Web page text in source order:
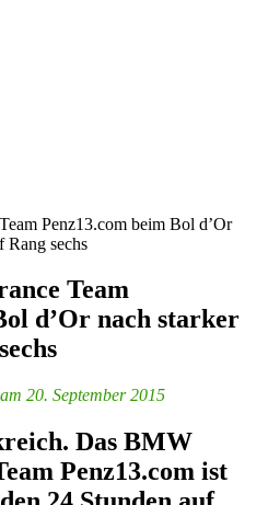
Penz13.com beim Bol d’Or
Rang sechs
Team
d’Or nach starker
am 20. September 2015
Das BMW
Penz13.com ist